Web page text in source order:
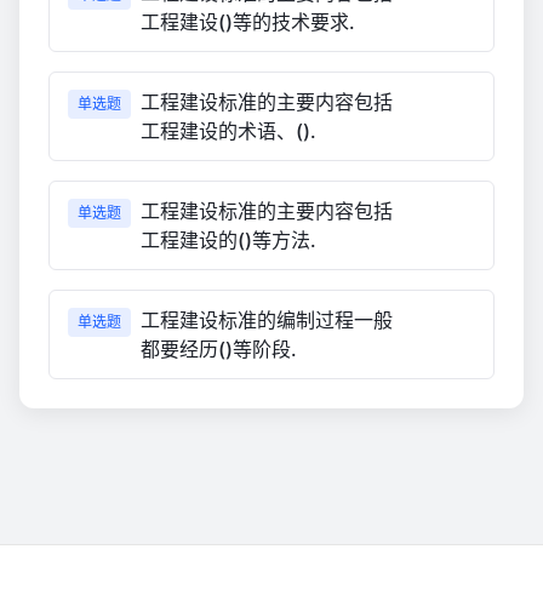
工程建设()等的技术要求.
单选题
工程建设标准的主要内容包括
工程建设的术语、().
单选题
工程建设标准的主要内容包括
工程建设的()等方法.
单选题
工程建设标准的编制过程一般
都要经历()等阶段.